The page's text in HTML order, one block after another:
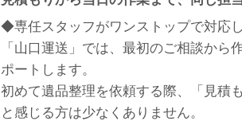
◆専任スタッフがワンストップで対応
「山口運送」では、最初のご相談か
ポートします。
初めて遺品整理を依頼する際、「見積
と感じる方は少なくありません。